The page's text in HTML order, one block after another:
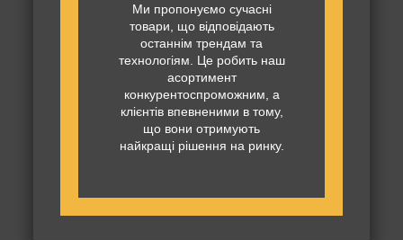
Ми пропонуємо сучасні
товари, що відповідають
останнім трендам та
технологіям. Це робить наш
асортимент
конкурентоспроможним, а
клієнтів впевненими в тому,
що вони отримують
найкращі рішення на ринку.